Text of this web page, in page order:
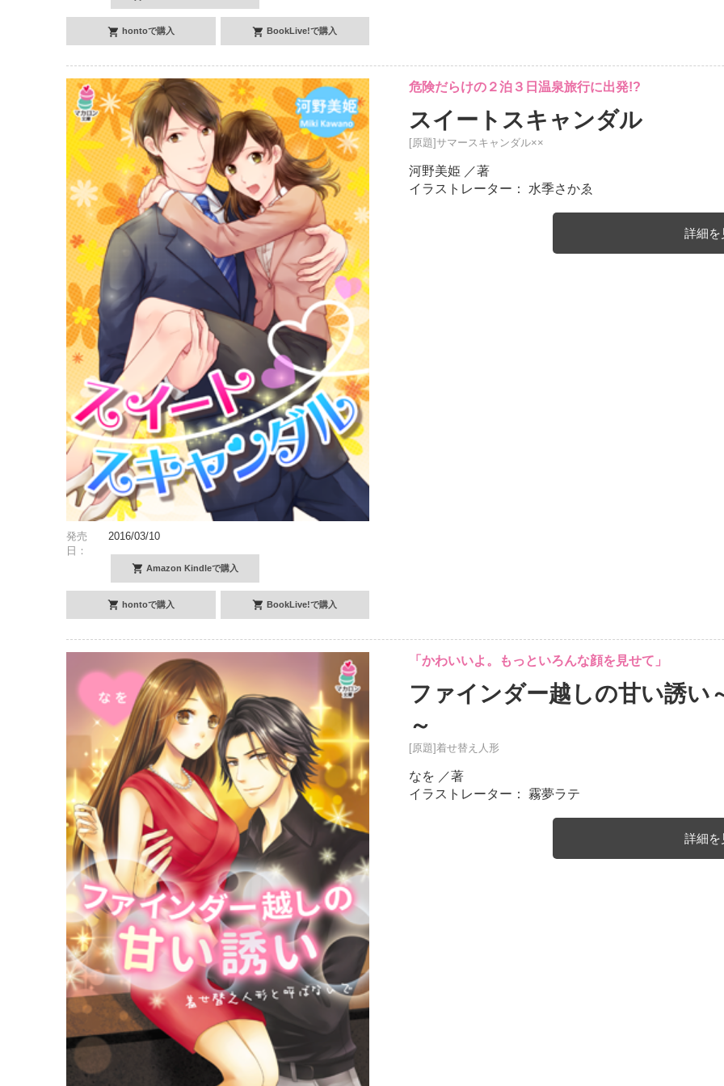
hontoで購入 BookLive!で購入
危険だらけの２泊３日温泉旅行に出発!?
スイートスキャンダル
[原題]サマースキャンダル××
河野美姫 ／著
イラストレーター： 水季さかゑ
発売
日：
2016/03/10
Amazon Kindleで購入
hontoで購入 BookLive!で購入
詳細を
「かわいいよ。もっといろんな顔を見せて」
ファインダー越しの甘い誘い
～
[原題]着せ替え人形
なを ／著
イラストレーター： 霧夢ラテ
詳細を